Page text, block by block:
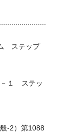
ステップ
－１ ステッ
-2）第1088